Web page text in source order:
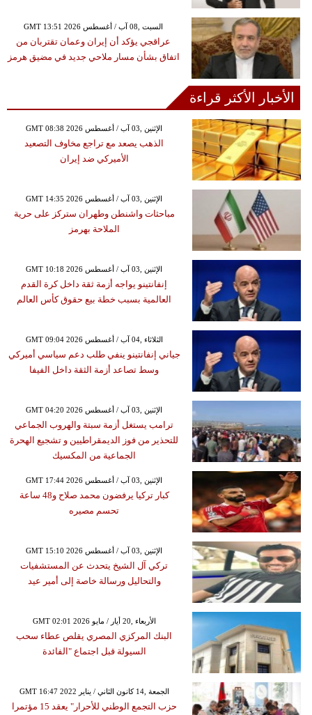
GMT 13:51 2026 السبت ,08 آب / أغسطس
عراقجي يؤكد أن إيران وعمان تقتربان من
اتفاق بشأن مسار ملاحي جديد في مضيق هرمز
الأخبار الأكثر قراءة
GMT 08:38 2026 الإثنين ,03 آب / أغسطس
الذهب يصعد مع تراجع مخاوف التصعيد
الأميركي ضد إيران
GMT 14:35 2026 الإثنين ,03 آب / أغسطس
مباحثات واشنطن وطهران ستركز على حرية
الملاحة بهرمز
GMT 10:18 2026 الإثنين ,03 آب / أغسطس
إنفانتينو يواجه أزمة ثقة داخل كرة القدم
العالمية بسبب خطة بيع حقوق كأس العالم
GMT 09:04 2026 الثلاثاء ,04 آب / أغسطس
جياني إنفانتينو ينفي طلب دعم سياسي أميركي
وسط تصاعد أزمة الثقة داخل الفيفا
GMT 04:20 2026 الإثنين ,03 آب / أغسطس
ترامب يستغل أزمة سبتة والهروب الجماعي
للتحذير من فوز الديمقراطيين و تشجيع الهحرة
الجماعية من المكسيك
GMT 17:44 2026 الإثنين ,03 آب / أغسطس
كبار تركيا يرفضون محمد صلاح و48 ساعة
تحسم مصيره
GMT 15:10 2026 الإثنين ,03 آب / أغسطس
تركي آل الشيخ يتحدث عن المستشفيات
والتحاليل ورسالة خاصة إلى أمير عيد
GMT 02:01 2026 الأربعاء ,20 أيار / مايو
البنك المركزي المصري يقلص عطاء سحب
السيولة قبل اجتماع "الفائدة
GMT 16:47 2022 الجمعة ,14 كانون الثاني / يناير
حزب التجمع الوطني للأحرار" يعقد 15 مؤتمرا